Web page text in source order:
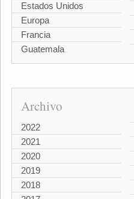
Estados Unidos
Europa
Francia
Guatemala
Archivo
2022
2021
2020
2019
2018